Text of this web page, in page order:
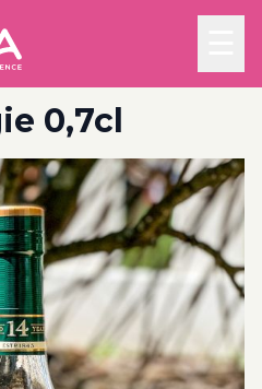
0,7cl